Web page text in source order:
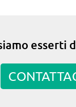
esserti